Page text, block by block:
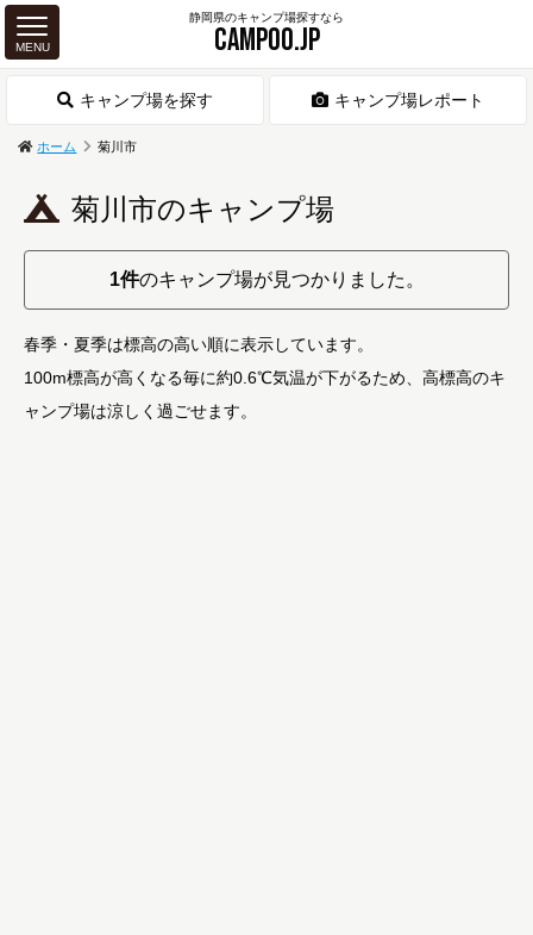
静岡県のキャンプ場探すなら
CAMPOO.JP
MENU
キャンプ場を探す キャンプ場レポート
ホーム 菊川市
菊川市のキャンプ場
1件のキャンプ場が見つかりました。
春季・夏季は標高の高い順に表示しています。
100m標高が高くなる毎に約0.6℃気温が下がるため、高標高のキ
ャンプ場は涼しく過ごせます。